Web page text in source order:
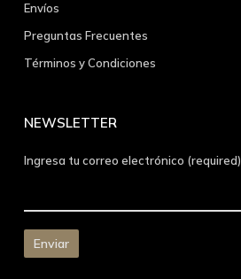
Envíos
Preguntas Frecuentes
Términos y Condiciones
NEWSLETTER
Ingresa tu correo electrónico (required)